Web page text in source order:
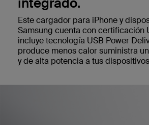
Este cargador para iPhone y
Samsung cuenta con certificación
incluye tecnología USB Power
produce menos calor suministra
y de alta potencia a tus